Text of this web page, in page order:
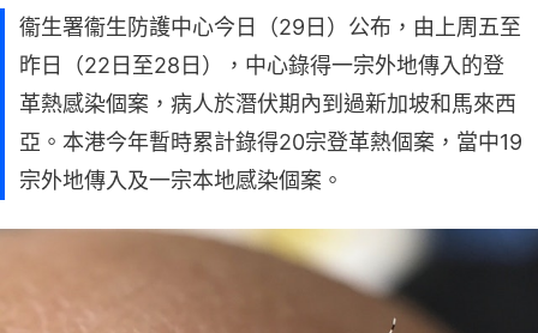
衞生署衞生防護中心今日（29日）公布，由上周五至
昨日（22日至28日），中心錄得一宗外地傳入的登
革熱感染個案，病人於潛伏期內到過新加坡和馬來西
亞。本港今年暫時累計錄得20宗登革熱個案，當中19
宗外地傳入及一宗本地感染個案。